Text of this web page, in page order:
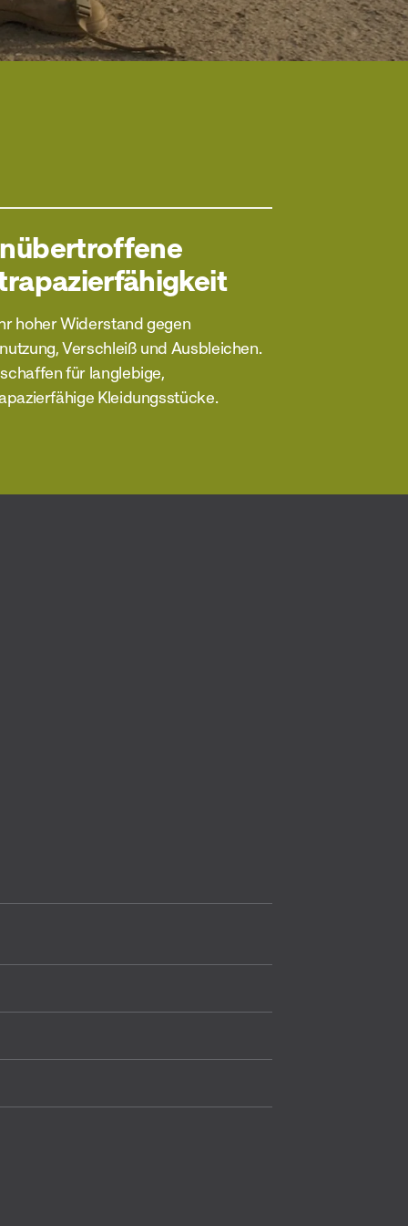
hoher Widerstand gegen
Verschleiß und Ausbleichen.
für langlebige,
Kleidungsstücke.